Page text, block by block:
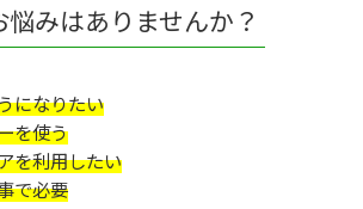
みはありませんか？
になりたい
を使う
を利用したい
で必要